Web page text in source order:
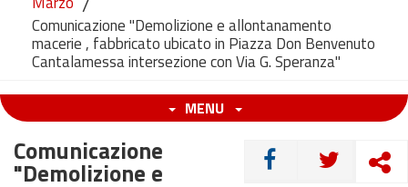
Comunicazione "Demolizione e allontanamento
macerie , fabbricato ubicato in Piazza Don Benvenuto
Cantalamessa intersezione con Via G. Speranza"
MENU
CONDIVIDI
Comunicazione
"Demolizione e